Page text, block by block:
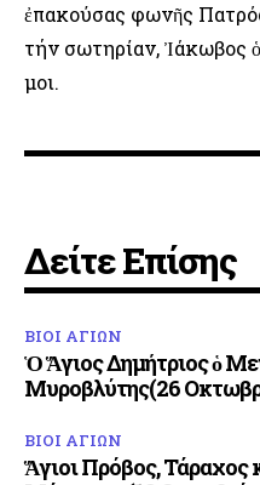
ἐπακούσας φωνῆς
τήν σωτηρίαν, Ἰάκωβος
μοι.
Δείτε Επίσης
ΒΙΟΙ ΑΓΙΩΝ
Ὁ Ἅγιος Δημήτριος ὁ
Μυροβλύτης(26
ΒΙΟΙ ΑΓΙΩΝ
Ἅγιοι Πρόβος, Τάραχος